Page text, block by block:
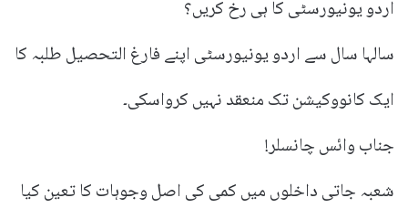
اردو یونیورسٹی کا ہی رخ کریں؟
سالہا سال سے اردو یونیورسٹی اپنے فارغ التحصیل طلبہ کا
ایک کانووکیشن تک منعقد نہیں کرواسکی۔
جناب وائس چانسلر!
شعبہ جاتی داخلوں میں کمی کی اصل وجوہات کا تعین کیا